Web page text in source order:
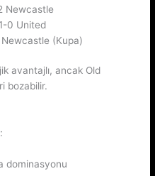
Newcastle
0 United
(Kupa)
avantajlı, ancak Old
bozabilir.
dominasyonu